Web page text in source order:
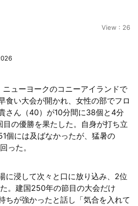
View : 26
ューヨークのコニーアイランドで
食い大会が開かれ、女性の部でフロ
さん（40）が10分間に38個と4分
の優勝を果たした。自身が打ち立
個には及ばなかったが、猛暑の
った。
に浸して次々と口に放り込み、2位
。建国250年の節目の大会だけ
ちが強かったと話し「気合を入れて